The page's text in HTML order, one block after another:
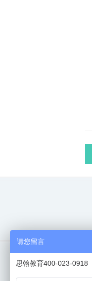
请您留言
思翰教育400-023-0918